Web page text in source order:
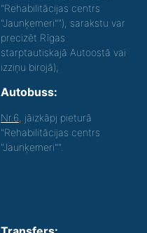
"Rehabilitācijas centrs
"Jaunķemeri""), sarakstu var
precizēt Rīgas
starptautiskajā Autoostā vai
izziņu birojā);
Autobuss:
Nr.6 , jāizkāpj pieturā
"Rehabilitācijas centrs
"Jaunķemeri"".